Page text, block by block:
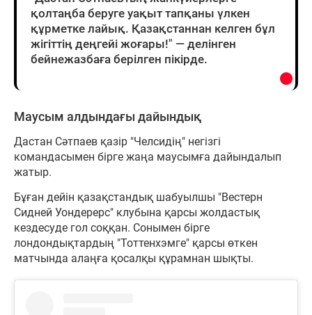
қолтаңба беруге уақыт тапқаны үлкен
құрметке лайық. Қазақстаннан келген бұл
жігіттің деңгейі жоғары!" — делінген
бейнежазбаға берілген пікірде.
Маусым алдындағы дайындық
Дастан Сәтпаев қазір "Челсидің" негізгі
командасымен бірге жаңа маусымға дайындалып
жатыр.
Бұған дейін қазақстандық шабуылшы "Вестерн
Сидней Уондерерс" клубына қарсы жолдастық
кездесуде гол соққан. Сонымен бірге
лондондықтардың "Тоттенхэмге" қарсы өткен
матчында алаңға қосалқы құрамнан шықты.